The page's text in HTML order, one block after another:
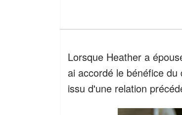
Lorsque Heather a
ai accordé le bénéfice
issu d'une relation